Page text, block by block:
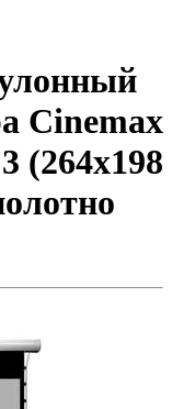
Cinemax
(264x198